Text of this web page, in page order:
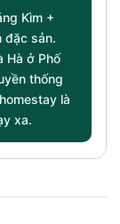
Kìm +
đặc sản.
Hà ở Phố
thống
là
xa.